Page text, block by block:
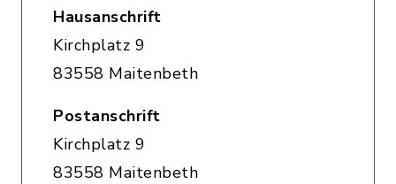
Hausanschrift
Kirchplatz 9
83558 Maitenbeth
Postanschrift
Kirchplatz 9
83558 Maitenbeth